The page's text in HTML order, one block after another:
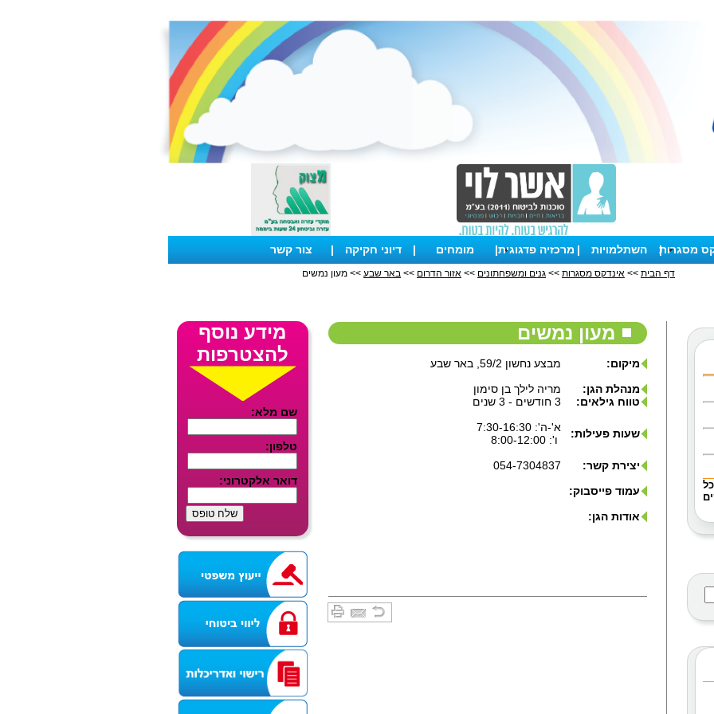
מסגרות
| השתלמויות | מרכזיה פדגוגית| מומחים | דיוני חקיקה | צור קשר
דף הבית >> אינדקס מסגרות >> גנים ומשפחתונים >> אזור הדרום >> באר שבע >> מעון נמשים
מעון נמשים
מיקום:
מבצע נחשון 59/2, באר שבע
מנהלת הגן:
מריה לילך בן סימון
טווח גילאים:
3 חודשים - 3 שנים
שעות פעילות:
א'-ה': 7:30-16:30
ו': 8:00-12:00
יצירת קשר:
054-7304837
עמוד פייסבוק:
אודות הגן:
מידע נוסף
להצטרפות